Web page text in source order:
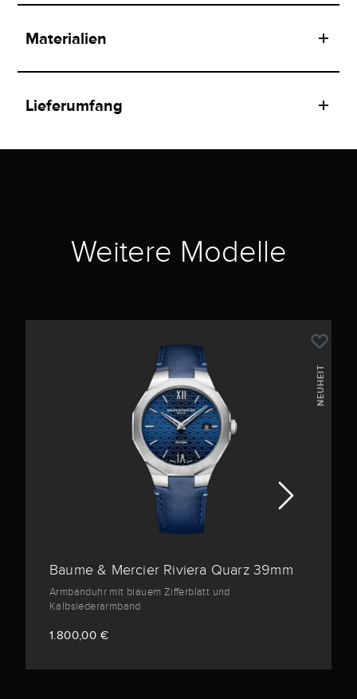
Materialien
Lieferumfang
Weitere Modelle
NEUHEIT
Baume & Mercier Riviera Quarz 39mm
Armbanduhr mit blauem Zifferblatt und
Kalbslederarmband
1.800,00 €